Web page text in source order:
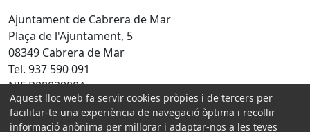
Ajuntament de Cabrera de Mar
Plaça de l'Ajuntament, 5
08349 Cabrera de Mar
Tel. 937 590 091
NIF P0802900A
Amb la col·laboració de:
Aquest lloc web fa servir cookies pròpies i de tercers per
facilitar-te una experiència de navegació òptima i recollir
informació anònima per millorar i adaptar-nos a les teves